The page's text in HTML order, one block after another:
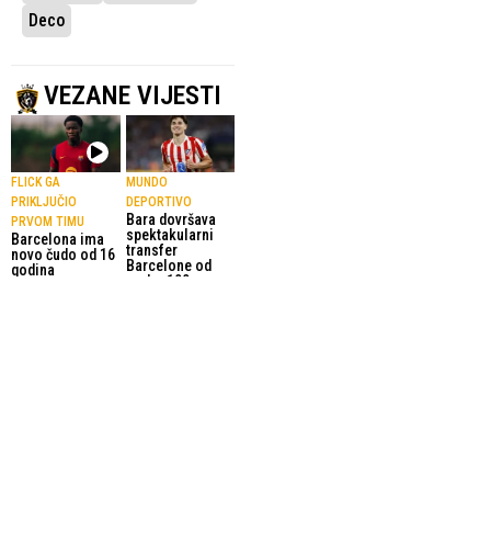
Deco
VEZANE VIJESTI
FLICK GA
PRIKLJUČIO
PRVOM TIMU
Barcelona ima
novo čudo od 16
godina
MUNDO
DEPORTIVO
Bara dovršava
spektakularni
transfer
Barcelone od
preko 100